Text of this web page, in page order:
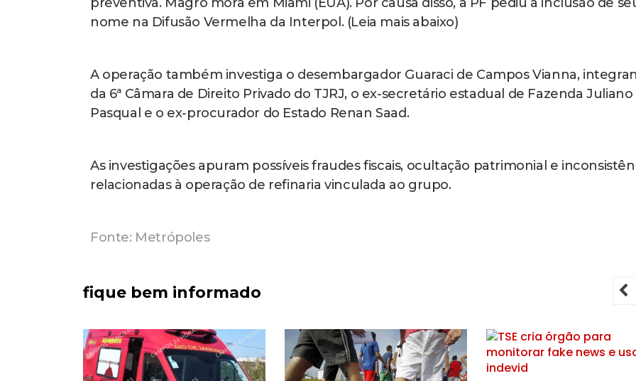
nome na Difusão Vermelha da Interpol. (Leia mais abaixo)
A operação também investiga o desembargador Guaraci de Campos Vianna,
da 6ª Câmara de Direito Privado do TJRJ, o ex-secretário estadual de Fazenda Juliano
Pasqual e o ex-procurador do Estado Renan Saad.
As investigações apuram possíveis fraudes fiscais, ocultação patrimonial e
relacionadas à operação de refinaria vinculada ao grupo.
Fonte: Metrópoles
fique bem informado